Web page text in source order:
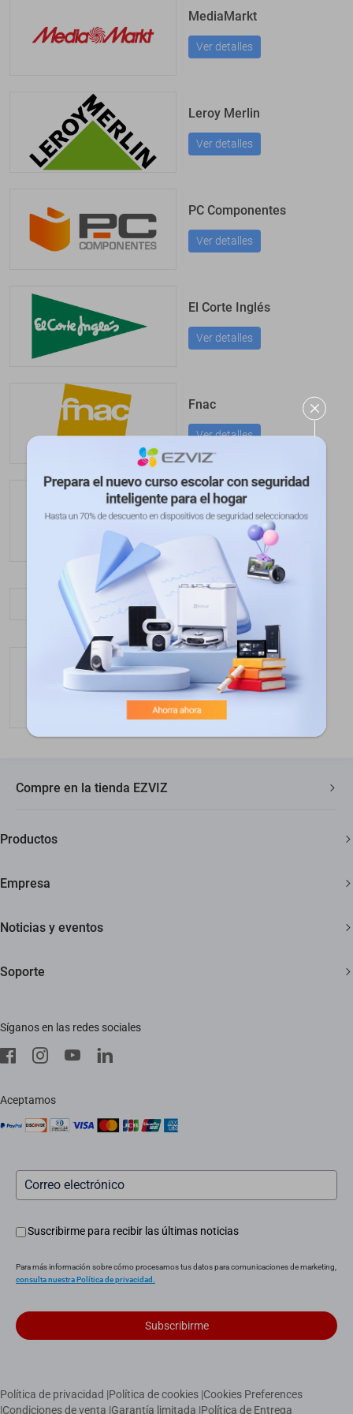
MediaMarkt
Ver detalles
Leroy Merlin
Ver detalles
PC Componentes
Ver detalles
El Corte Inglés
Ver detalles
Fnac
Ver detalles
Bauhaus
Ver detalles
La Tienda Inteligente
Ver detalles
Miravia
Ver detalles
Compre en la tienda EZVIZ
Productos
Empresa
Trust Center
Noticias y eventos
Soporte
Descargar
Servicio in situ
Instaladores
Servicio posventa
Síganos en las redes sociales
Aceptamos
Suscribirme para recibir las últimas noticias
Para más información sobre cómo procesamos tus datos para comunicaciones de marketing,
consulta nuestra Política de privacidad.
Subscribirme
Política de privacidad |Política de cookies |Cookies Preferences
|Condiciones de venta |Garantía limitada |Política de Entrega